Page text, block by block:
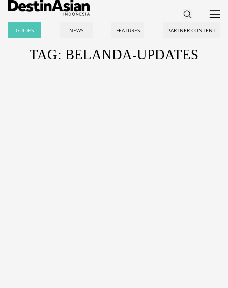
GUIDES NEWS FEATURES PARTNER CONTENT
TAG: BELANDA-UPDATES